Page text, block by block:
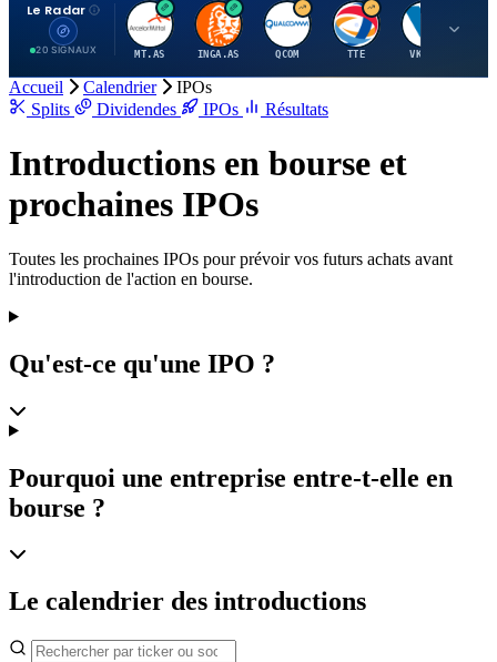
Le Radar
20 SIGNAUX
A
MT.AS
I
INGA.AS
Q
QCOM
T
TTE VK.PA
Accueil Calendrier
IPOs
Splits
Dividendes IPOs Résultats
Introductions en bourse et
prochaines IPOs
Toutes les prochaines IPOs pour prévoir vos futurs achats avant
l'introduction de l'action en bourse.
Qu'est-ce qu'une IPO ?
Pourquoi une entreprise entre-t-elle en
bourse ?
Le calendrier des introductions